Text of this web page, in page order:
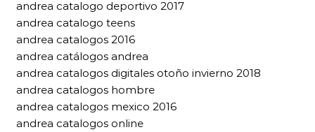
andrea catalogo deportivo 2017
andrea catalogo teens
andrea catalogos 2016
andrea catálogos andrea
andrea catalogos digitales otoño invierno 2018
andrea catalogos hombre
andrea catalogos mexico 2016
andrea catalogos online